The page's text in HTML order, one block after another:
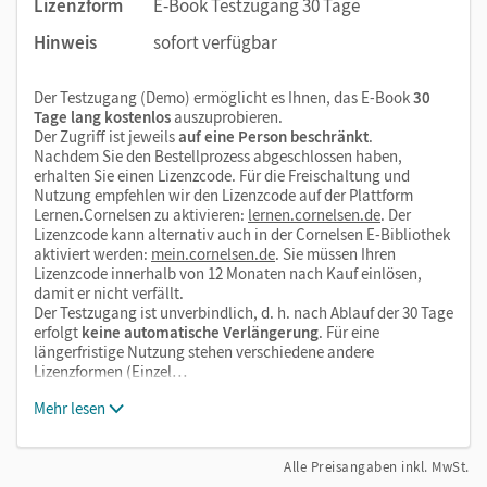
Überprüfung des individuellen Lernfortschritts (auch
verfügbar als Materialpaket in der Cornelsen Lernen
Die Medien sind wichtige Bestandteile dieses E-Books. Sie
sind seitengenau platziert, damit Sie und Ihre Schüler/-innen
jederzeit unkompliziert darauf zugreifen können. So
gestalten Sie das Lehren und Lernen zeitsparend und
abwechslungsreich. Kein Medienwechsel! Kein
zeitaufwendiges Suchen!
Wir empfehlen die Nutzung aller digitalen Angebote auf
unserer Lehr- und Lernplattform lernen.cornelsen.de
Lizenzform
E-Book Testzugang 30 Tage
Hinweis
sofort verfügbar
Der Testzugang (Demo) ermöglicht es Ihnen, das E-Book30
Tage lang kostenlosauszuprobieren.
Der Zugriff ist jeweilsauf eine Person beschränkt.
Nachdem Sie den Bestellprozess abgeschlossen haben,
erhalten Sie einen Lizenzcode. Für die Freischaltung und
Nutzung empfehlen wir den Lizenzcode auf der Plattform
Lernen.Cornelsen zu aktivieren: lernen.cornelsen.de. Der
Lizenzcode kann alternativ auch in der Cornelsen E-Bibliothek
aktiviert werden: mein.cornelsen.de. Sie müssen Ihren
Lizenzcode innerhalb von 12 Monaten nach Kauf einlösen,
damit er nicht verfällt.
Der Testzugang ist unverbindlich, d. h. nach Ablauf der 30 Tage
erfolgt keine automatische Verlängerung. Für eine
längerfristige Nutzung stehen verschiedene andere
Lizenzformen (Einzel…
Mehr lesen
Alle Preisangaben inkl. MwSt.